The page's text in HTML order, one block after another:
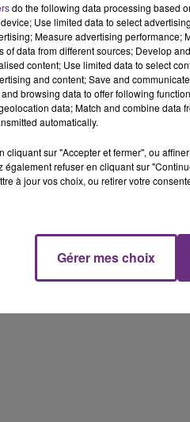
LE MAGASIN
SES PORTES
C'était l'une des
rémois. Le magasin
fermer ses portes.
7h00 - 11h00
do the following data processing based
Use limited data to select
Measure advertising performance;
of data from different sources; Develop
content; Use limited data to select
and content; Save and
browsing data to offer following
data; Match and combine data
automatically.
cliquant sur "Accepter et fermer", ou
également refuser en cliquant sur
à jour vos choix, ou retirer votre
Gérer mes choix